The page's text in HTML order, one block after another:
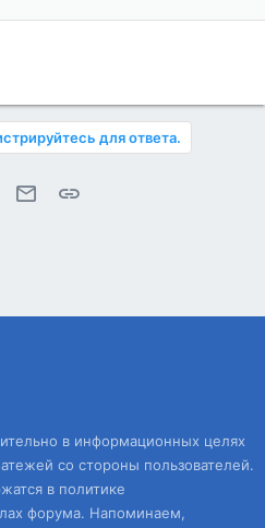
для ответа.
WhatsAppЭлектронная почта
Ссылка
в информационных целях
со стороны пользователей.
в политике
форума. Напоминаем,